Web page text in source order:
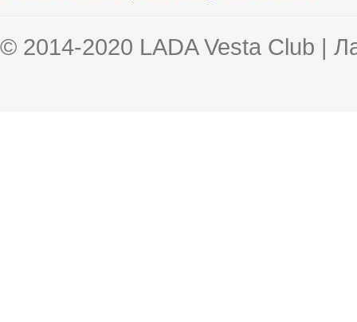
© 2014-2020 LADA Vesta Club |